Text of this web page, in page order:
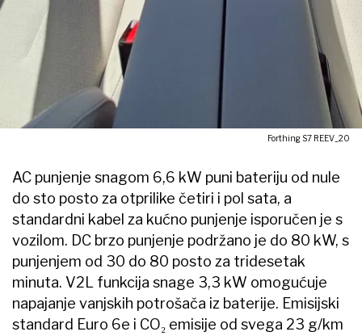
Forthing S7 REEV_20
AC punjenje snagom 6,6 kW puni bateriju od nule
do sto posto za otprilike četiri i pol sata, a
standardni kabel za kućno punjenje isporučen je s
vozilom. DC brzo punjenje podržano je do 80 kW, s
punjenjem od 30 do 80 posto za tridesetak
minuta. V2L funkcija snage 3,3 kW omogućuje
napajanje vanjskih potrošača iz baterije. Emisijski
standard Euro 6e i CO₂ emisije od svega 23 g/km